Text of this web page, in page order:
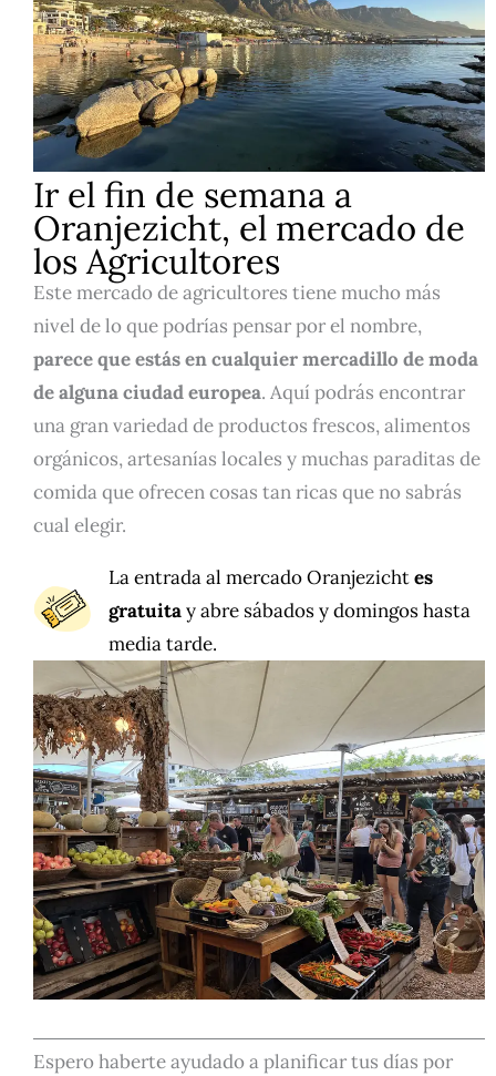
Ir el fin de semana a
Oranjezicht, el mercado de
los Agricultores
Este mercado de agricultores tiene mucho más
nivel de lo que podrías pensar por el nombre,
parece que estás en cualquier mercadillo de moda
de alguna ciudad europea. Aquí podrás encontrar
una gran variedad de productos frescos, alimentos
orgánicos, artesanías locales y muchas paraditas de
comida que ofrecen cosas tan ricas que no sabrás
cual elegir.
La entrada al mercado Oranjezichtes
gratuitay abre sábados y domingos hasta
media tarde.
Espero haberte ayudado a planificar tus días por